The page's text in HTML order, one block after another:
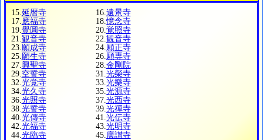
15. 延暦寺 16. 遠景寺
17. 應福寺 18.憶念寺
19. 覺圓寺 20. 覚照寺
21. 観音寺 22. 観音寺
23. 願成寺 24. 願正寺
25. 願生寺 26. 願専寺
27. 興聖寺 28. 金剛院
29. 空誓寺 31. 光榮寺
32. 光覚寺 33. 光樂寺
34. 光久寺 35. 光源寺
36. 光照寺 37. 光西寺
38. 光誓寺 39. 光禪寺
40. 光傳寺 41. 光伝寺
42. 光福寺 43. 光明寺
44. 光臨寺 45. 廣讃寺